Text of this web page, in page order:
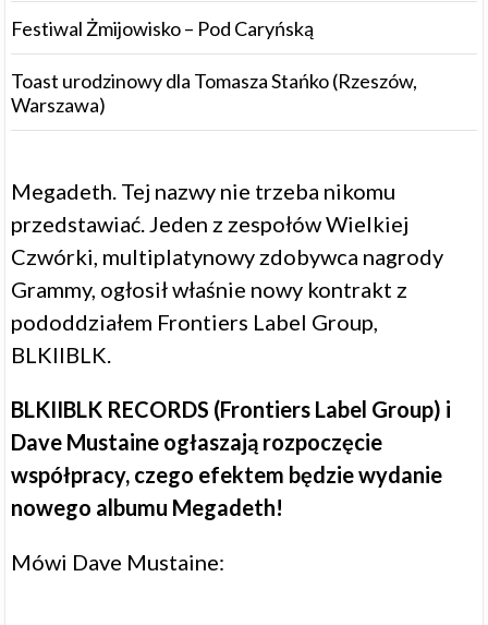
Festiwal Żmijowisko – Pod Caryńską
Toast urodzinowy dla Tomasza Stańko (Rzeszów,
Warszawa)
Megadeth. Tej nazwy nie trzeba nikomu
przedstawiać. Jeden z zespołów Wielkiej
Czwórki, multiplatynowy zdobywca nagrody
Grammy, ogłosił właśnie nowy kontrakt z
pododdziałem Frontiers Label Group,
BLKIIBLK.
BLKIIBLK RECORDS (Frontiers Label Group) i
Dave Mustaine ogłaszają rozpoczęcie
współpracy, czego efektem będzie wydanie
nowego albumu Megadeth!
Mówi Dave Mustaine: